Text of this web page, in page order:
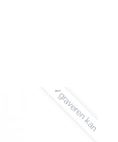
✓graveren kan